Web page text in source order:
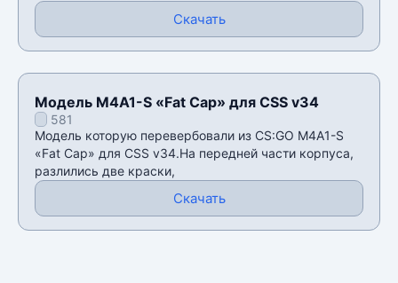
Скачать
Модель M4A1-S «Fat Cap» для CSS v34
581
Модель которую перевербовали из CS:GO M4A1-S
«Fat Cap» для CSS v34.На передней части корпуса,
разлились две краски,
Скачать